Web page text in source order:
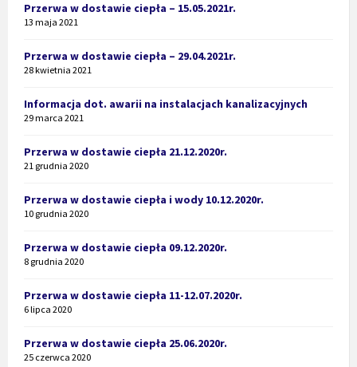
Przerwa w dostawie ciepła – 15.05.2021r.
13 maja 2021
Przerwa w dostawie ciepła – 29.04.2021r.
28 kwietnia 2021
Informacja dot. awarii na instalacjach kanalizacyjnych
29 marca 2021
Przerwa w dostawie ciepła 21.12.2020r.
21 grudnia 2020
Przerwa w dostawie ciepła i wody 10.12.2020r.
10 grudnia 2020
Przerwa w dostawie ciepła 09.12.2020r.
8 grudnia 2020
Przerwa w dostawie ciepła 11-12.07.2020r.
6 lipca 2020
Przerwa w dostawie ciepła 25.06.2020r.
25 czerwca 2020